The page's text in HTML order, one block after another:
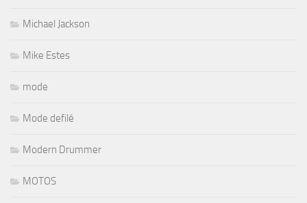
Michael Jackson
Mike Estes
mode
Mode defilé
Modern Drummer
MOTOS